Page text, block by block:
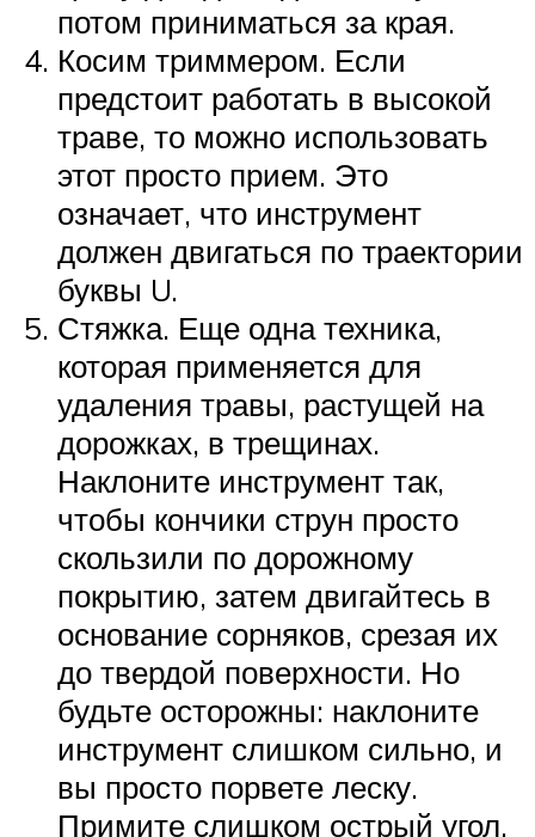
потом приниматься за края.
Косим триммером. Если
предстоит работать в высокой
траве, то можно использовать
этот просто прием. Это
означает, что инструмент
должен двигаться по траектории
буквы U.
Стяжка. Еще одна техника,
которая применяется для
удаления травы, растущей на
дорожках, в трещинах.
Наклоните инструмент так,
чтобы кончики струн просто
скользили по дорожному
покрытию, затем двигайтесь в
основание сорняков, срезая их
до твердой поверхности. Но
будьте осторожны: наклоните
инструмент слишком сильно, и
вы просто порвете леску.
Примите слишком острый угол,